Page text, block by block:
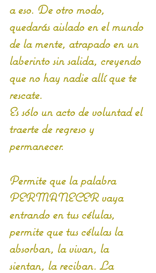
a eso. De otro modo,
quedarás aislado en el mundo
de la mente, atrapado en un
laberinto sin salida, creyendo
que no hay nadie allí que te
rescate.
Es sólo un acto de voluntad el
traerte de regreso y
permanecer.
Permite que la palabra
PERMANECER vaya
entrando en tus células,
permite que tus células la
absorban, la vivan, la
sientan, la reciban. La